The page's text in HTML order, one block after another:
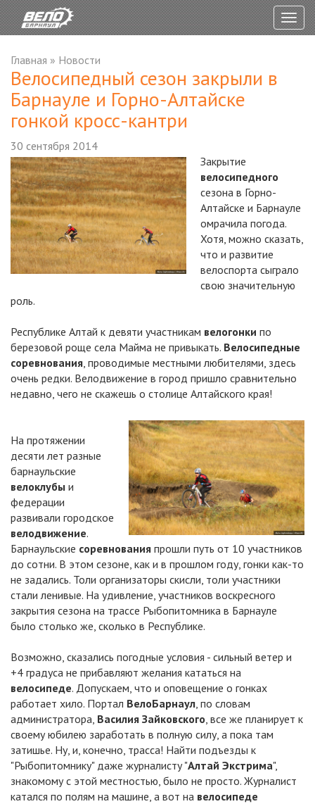
Главная » Новости
Велосипедный сезон закрыли в
Барнауле и Горно-Алтайске
гонкой кросс-кантри
30 сентября 2014
Закрытие
велосипедного
сезона в Горно-
Алтайске и Барнауле
омрачила погода.
Хотя, можно сказать,
что и развитие
велоспорта сыграло
свою значительную
роль.
Республике Алтай к девяти участникам велогонки по
березовой роще села Майма не привыкать. Велосипедные
соревнования, проводимые местными любителями, здесь
очень редки. Велодвижение в город пришло сравнительно
недавно, чего не скажешь о столице Алтайского края!
На протяжении
десяти лет разные
барнаульские
велоклубы и
федерации
развивали городское
велодвижение.
Барнаульские соревнования прошли путь от 10 участников
до сотни. В этом сезоне, как и в прошлом году, гонки как-то
не задались. Толи организаторы скисли, толи участники
стали ленивые. На удивление, участников воскресного
закрытия сезона на трассе Рыбопитомника в Барнауле
было столько же, сколько в Республике.
Возможно, сказались погодные условия - сильный ветер и
+4 градуса не прибавляют желания кататься на
велосипеде. Допускаем, что и оповещение о гонках
работает хило. Портал ВелоБарнаул, по словам
администратора, Василия Зайковского, все же планирует к
своему юбилею заработать в полную силу, а пока там
затишье. Ну, и, конечно, трасса! Найти подъезды к
"Рыбопитомнику" даже журналисту "Алтай Экстрима",
знакомому с этой местностью, было не просто. Журналист
катался по полям на машине, а вот на велосипеде